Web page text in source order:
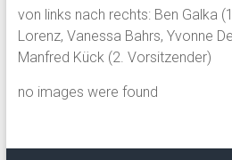
von links nach rechts: Ben Galka
Lorenz, Vanessa Bahrs, Yvonne
Manfred Kück (2. Vorsitzender)
no images were found